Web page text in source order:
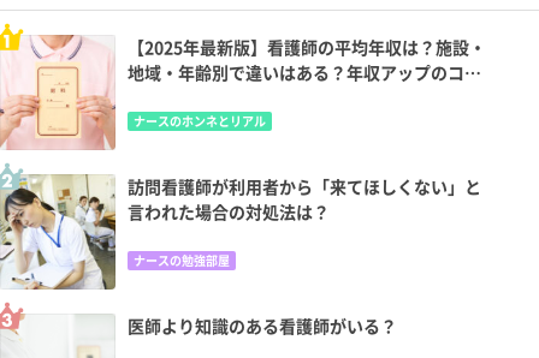
【2025年最新版】看護師の平均年収は？施設・
地域・年齢別で違いはある？年収アップのコツ
ナースのホンネとリアル
訪問看護師が利用者から「来てほしくない」と
言われた場合の対処法は？
ナースの勉強部屋
医師より知識のある看護師がいる？